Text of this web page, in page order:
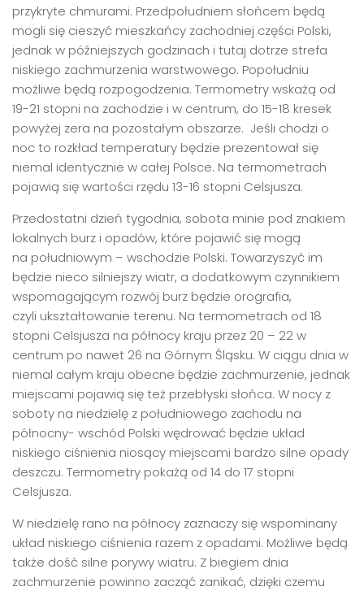
przykryte chmurami. Przedpołudniem słońcem będą
mogli się cieszyć mieszkańcy zachodniej części Polski,
jednak w późniejszych godzinach i tutaj dotrze strefa
niskiego zachmurzenia warstwowego. Popołudniu
możliwe będą rozpogodzenia. Termometry wskażą od
19-21 stopni na zachodzie i w centrum, do 15-18 kresek
powyżej zera na pozostałym obszarze. Jeśli chodzi o
noc to rozkład temperatury będzie prezentował się
niemal identycznie w całej Polsce. Na termometrach
pojawią się wartości rzędu 13-16 stopni Celsjusza.
Przedostatni dzień tygodnia, sobota minie pod znakiem
lokalnych burz i opadów, które pojawić się mogą
na południowym – wschodzie Polski. Towarzyszyć im
będzie nieco silniejszy wiatr, a dodatkowym czynnikiem
wspomagającym rozwój burz będzie orografia,
czyli ukształtowanie terenu. Na termometrach od 18
stopni Celsjusza na północy kraju przez 20 – 22 w
centrum po nawet 26 na Górnym Śląsku. W ciągu dnia w
niemal całym kraju obecne będzie zachmurzenie, jednak
miejscami pojawią się też przebłyski słońca. W nocy z
soboty na niedzielę z południowego zachodu na
północny- wschód Polski wędrować będzie układ
niskiego ciśnienia niosący miejscami bardzo silne opady
deszczu. Termometry pokażą od 14 do 17 stopni
Celsjusza.
W niedzielę rano na północy zaznaczy się wspominany
układ niskiego ciśnienia razem z opadami. Możliwe będą
także dość silne porywy wiatru. Z biegiem dnia
zachmurzenie powinno zacząć zanikać, dzięki czemu